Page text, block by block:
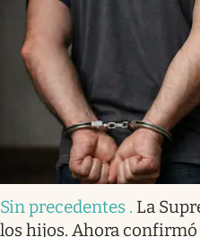
Sin precedentes . La
los hijos. Ahora confirmó